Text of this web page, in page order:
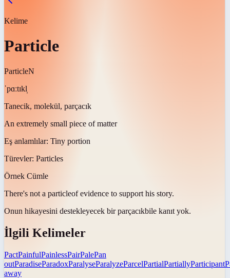
Kelime
Particle
ParticleN
ˈpɑːtɪkl̩
Tanecik, molekül, parçacık
An extremely small piece of matter
Eş anlamlılar: Tiny portion
Türevler: Particles
Örnek Cümle
There's not a particleof evidence to support his story.
Onun hikayesini destekleyecek bir parçacıkbile kanıt yok.
İlgili Kelimeler
PactPainfulPainlessPairPalePan
outParadiseParadoxParalyseParalyzeParcelPartialPartiallyParticipant
away